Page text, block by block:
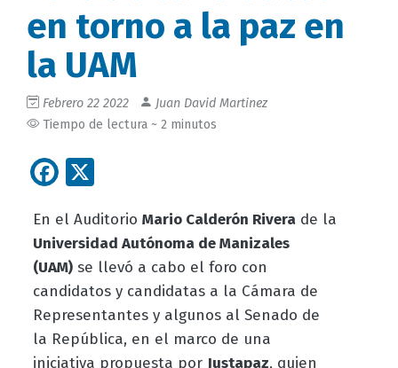
en torno a la paz en
la UAM
Febrero 22 2022
Juan David Martinez
Tiempo de lectura ~ 2 minutos
Facebook
En el Auditorio Mario Calderón Riverade la
Universidad Autónoma de Manizales
(UAM)se llevó a cabo el foro con
candidatos y candidatas a la Cámara de
Representantes y algunos al Senado de
la República, en el marco de una
iniciativa propuesta por Justapaz, quien